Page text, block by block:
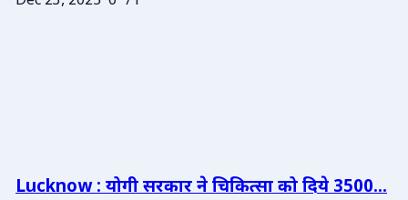
Lucknow : योगी सरकार ने चिकित्सा को दिये 3500...